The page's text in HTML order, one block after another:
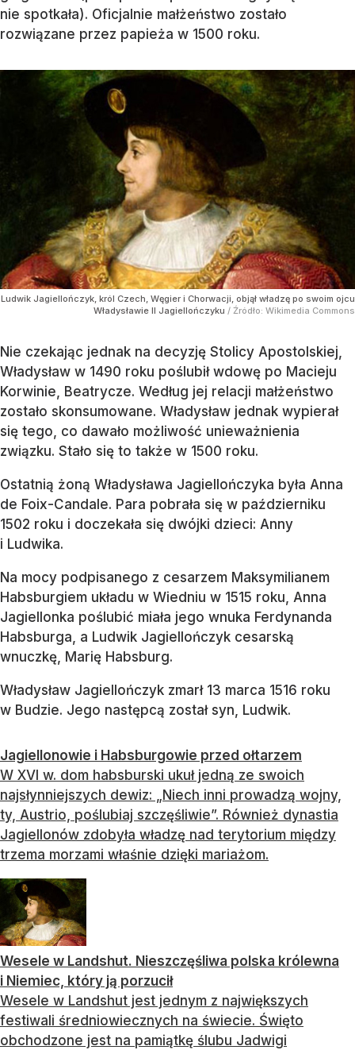
nie spotkała). Oficjalnie małżeństwo zostało
rozwiązane przez papieża w 1500 roku.
Ludwik Jagiellończyk, król Czech, Węgier i Chorwacji, objął władzę po swoim ojcu
Władysławie II Jagiellończyku / Źródło: Wikimedia Commons
Nie czekając jednak na decyzję Stolicy Apostolskiej,
Władysław w 1490 roku poślubił wdowę po Macieju
Korwinie, Beatrycze. Według jej relacji małżeństwo
zostało skonsumowane. Władysław jednak wypierał
się tego, co dawało możliwość unieważnienia
związku. Stało się to także w 1500 roku.
Ostatnią żoną Władysława Jagiellończyka była Anna
de Foix-Candale. Para pobrała się w październiku
1502 roku i doczekała się dwójki dzieci: Anny
i Ludwika.
Na mocy podpisanego z cesarzem Maksymilianem
Habsburgiem układu w Wiedniu w 1515 roku, Anna
Jagiellonka poślubić miała jego wnuka Ferdynanda
Habsburga, a Ludwik Jagiellończyk cesarską
wnuczkę, Marię Habsburg.
Władysław Jagiellończyk zmarł 13 marca 1516 roku
w Budzie. Jego następcą został syn, Ludwik.
Jagiellonowie i Habsburgowie przed ołtarzem
W XVI w. dom habsburski ukuł jedną ze swoich
najsłynniejszych dewiz: „Niech inni prowadzą wojny,
ty, Austrio, poślubiaj szczęśliwie”. Również dynastia
Jagiellonów zdobyła władzę nad terytorium między
trzema morzami właśnie dzięki mariażom.
Wesele w Landshut. Nieszczęśliwa polska królewna
i Niemiec, który ją porzucił
Wesele w Landshut jest jednym z największych
festiwali średniowiecznych na świecie. Święto
obchodzone jest na pamiątkę ślubu Jadwigi